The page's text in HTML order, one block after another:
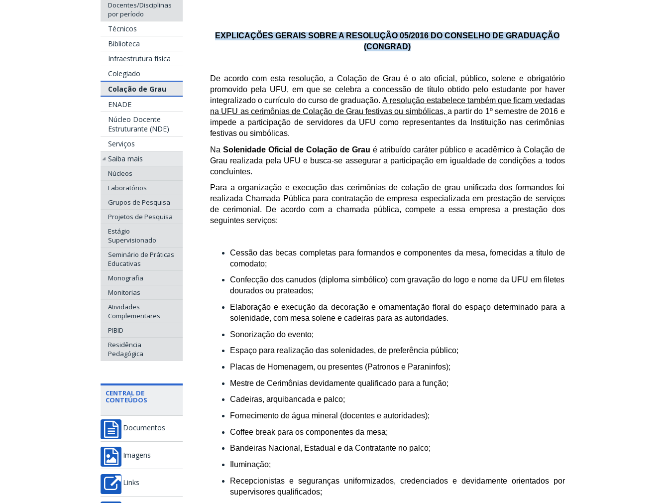
Docentes/Disciplinas
por período
Técnicos
Biblioteca
Infraestrutura física
Colegiado
Colação de Grau
ENADE
Núcleo Docente
Estruturante (NDE)
Serviços
Saiba mais
Núcleos
Laboratórios
Grupos de Pesquisa
Projetos de Pesquisa
Estágio
Supervisionado
Seminário de Práticas
Educativas
Monografia
Monitorias
Atividades
Complementares
PIBID
Residência
Pedagógica
CENTRAL DE
CONTEÚDOS
Documentos
Imagens
Links
EXPLICAÇÕES GERAIS SOBRE A RESOLUÇÃO 05/2016 DO CONSELHO DE GRADUAÇÃO
(CONGRAD)
De acordo com esta resolução, a Colação de Grau é o ato oficial, público, solene e obrigatório
promovido pela UFU, em que se celebra a concessão de título obtido pelo estudante por haver
integralizado o currículo do curso de graduação.A resolução estabelece também que ficam vedadas
na UFU as cerimônias de Colação de Grau festivas ou simbólicas, a partir do 1º semestre de 2016 e
impede a participação de servidores da UFU como representantes da Instituição nas cerimônias
festivas ou simbólicas.
Na Solenidade Oficial de Colação de Grau é atribuído caráter público e acadêmico à Colação de
Grau realizada pela UFU e busca-se assegurar a participação em igualdade de condições a todos
concluintes.
Para a organização e execução das cerimônias de colação de grau unificada dos formandos foi
realizada Chamada Pública para contratação de empresa especializada em prestação de serviços
de cerimonial. De acordo com a chamada pública, compete a essa empresa a prestação dos
seguintes serviços:
Cessão das becas completas para formandos e componentes da mesa, fornecidas a título de
comodato;
Confecção dos canudos (diploma simbólico) com gravação do logo e nome da UFU em filetes
dourados ou prateados;
Elaboração e execução da decoração e ornamentação floral do espaço determinado para a
solenidade, com mesa solene e cadeiras para as autoridades.
Sonorização do evento;
Espaço para realização das solenidades, de preferência público;
Placas de Homenagem, ou presentes (Patronos e Paraninfos);
Mestre de Cerimônias devidamente qualificado para a função;
Cadeiras, arquibancada e palco;
Fornecimento de água mineral (docentes e autoridades);
Coffee break para os componentes da mesa;
Bandeiras Nacional, Estadual e da Contratante no palco;
Iluminação;
Recepcionistas e seguranças uniformizados, credenciados e devidamente orientados por
supervisores qualificados;